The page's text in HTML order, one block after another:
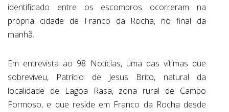
identificado entre os escombros ocorreram na
própria cidade de Franco da Rocha, no final da
manhã.
Em entrevista ao 98 Notícias, uma das vítimas que
sobreviveu, Patrício de Jesus Brito, natural da
localidade de Lagoa Rasa, zona rural de Campo
Formoso, e que reside em Franco da Rocha desde